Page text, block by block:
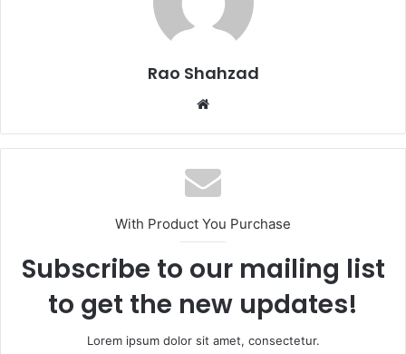
Rao Shahzad
Website
With Product You Purchase
Subscribe to our mailing list
to get the new updates!
Lorem ipsum dolor sit amet, consectetur.